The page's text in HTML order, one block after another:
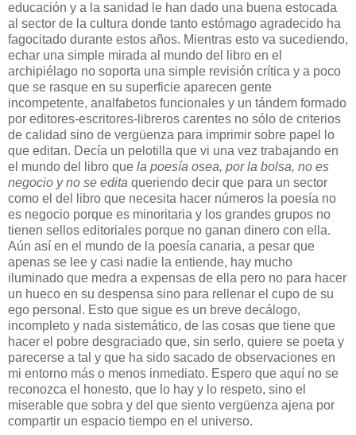
educación y a la sanidad le han dado una buena estocada
al sector de la cultura donde tanto estómago agradecido ha
fagocitado durante estos años. Mientras esto va sucediendo,
echar una simple mirada al mundo del libro en el
archipiélago no soporta una simple revisión crítica y a poco
que se rasque en su superficie aparecen gente
incompetente, analfabetos funcionales y un tándem formado
por editores-escritores-libreros carentes no sólo de criterios
de calidad sino de vergüenza para imprimir sobre papel lo
que editan. Decía un pelotilla que vi una vez trabajando en
el mundo del libro que la poesía osea, por la bolsa, no es
negocio y no se edita queriendo decir que para un sector
como el del libro que necesita hacer números la poesía no
es negocio porque es minoritaria y los grandes grupos no
tienen sellos editoriales porque no ganan dinero con ella.
Aún así en el mundo de la poesía canaria, a pesar que
apenas se lee y casi nadie la entiende, hay mucho
iluminado que medra a expensas de ella pero no para hacer
un hueco en su despensa sino para rellenar el cupo de su
ego personal. Esto que sigue es un breve decálogo,
incompleto y nada sistemático, de las cosas que tiene que
hacer el pobre desgraciado que, sin serlo, quiere se poeta y
parecerse a tal y que ha sido sacado de observaciones en
mi entorno más o menos inmediato. Espero que aquí no se
reconozca el honesto, que lo hay y lo respeto, sino el
miserable que sobra y del que siento vergüenza ajena por
compartir un espacio tiempo en el universo.